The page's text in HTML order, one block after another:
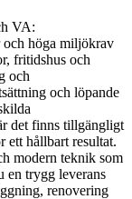
VA:
och höga miljökrav
fritidshus och
och
och löpande
det finns tillgängligt
ett hållbart resultat.
modern teknik som
en trygg leverans
renovering